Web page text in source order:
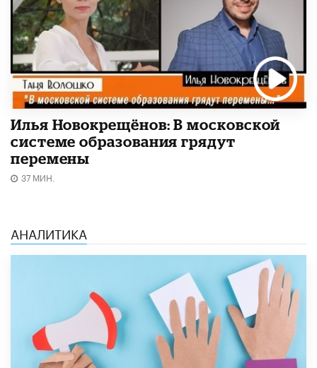
Илья Новокрещёнов: В московской
системе образования грядут
перемены
37 МИН.
АНАЛИТИКА